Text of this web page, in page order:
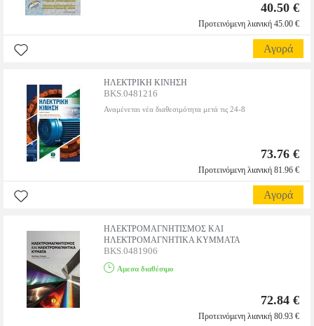
40.50 €
Προτεινόμενη λιανική 45.00 €
Αγορά
ΗΛΕΚΤΡΙΚΗ ΚΙΝΗΣΗ
BKS.0481216
Αναμένεται νέα διαθεσιμότητα μετά τις 24-8
73.76 €
Προτεινόμενη λιανική 81.96 €
Αγορά
ΗΛΕΚΤΡΟΜΑΓΝΗΤΙΣΜΟΣ ΚΑΙ
ΗΛΕΚΤΡΟΜΑΓΝΗΤΙΚΑ ΚΥΜΜΑΤΑ
BKS.0481906
Αμεσα διαθέσιμο
72.84 €
Προτεινόμενη λιανική 80.93 €